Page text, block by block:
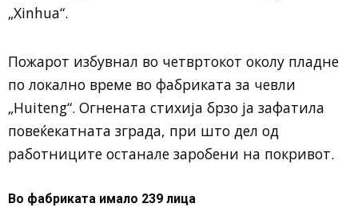
„Xinhua“.
Пожарот избувнал во четвртокот околу пладне
по локално време во фабриката за чевли
„Huiteng“. Огнената стихија брзо ја зафатила
повеќекатната зграда, при што дел од
работниците останале заробени на покривот.
Во фабриката имало 239 лица